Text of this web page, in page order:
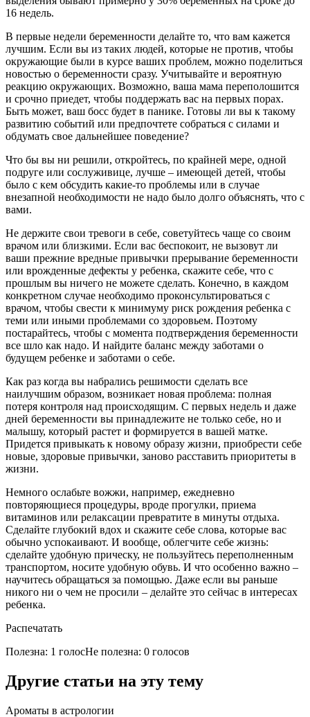
16 недель.
В первые недели беременности делайте то, что вам кажется
лучшим. Если вы из таких людей, которые не против, чтобы
окружающие были в курсе ваших проблем, можно поделиться
новостью о беременности сразу. Учитывайте и вероятную
реакцию окружающих. Возможно, ваша мама переполошится
и срочно приедет, чтобы поддержать вас на первых порах.
Быть может, ваш босс будет в панике. Готовы ли вы к такому
развитию событий или предпочтете собраться с силами и
обдумать свое дальнейшее поведение?
Что бы вы ни решили, откройтесь, по крайней мере, одной
подруге или сослуживице, лучше – имеющей детей, чтобы
было с кем обсудить какие-то проблемы или в случае
внезапной необходимости не надо было долго объяснять, что с
вами.
Не держите свои тревоги в себе, советуйтесь чаще со своим
врачом или близкими. Если вас беспокоит, не вызовут ли
ваши прежние вредные привычки прерывание беременности
или врожденные дефекты у ребенка, скажите себе, что с
прошлым вы ничего не можете сделать. Конечно, в каждом
конкретном случае необходимо проконсультироваться с
врачом, чтобы свести к минимуму риск рождения ребенка с
теми или иными проблемами со здоровьем. Поэтому
постарайтесь, чтобы с момента подтверждения беременности
все шло как надо. И найдите баланс между заботами о
будущем ребенке и заботами о себе.
Как раз когда вы набрались решимости сделать все
наилучшим образом, возникает новая проблема: полная
потеря контроля над происходящим. С первых недель и даже
дней беременности вы принадлежите не только себе, но и
малышу, который растет и формируется в вашей матке.
Придется привыкать к новому образу жизни, приобрести себе
новые, здоровые привычки, заново расставить приоритеты в
жизни.
Немного ослабьте вожжи, например, ежедневно
повторяющиеся процедуры, вроде прогулки, приема
витаминов или релаксации превратите в минуты отдыха.
Сделайте глубокий вдох и скажите себе слова, которые вас
обычно успокаивают. И вообще, облегчите себе жизнь:
сделайте удобную прическу, не пользуйтесь переполненным
транспортом, носите удобную обувь. И что особенно важно –
научитесь обращаться за помощью. Даже если вы раньше
никого ни о чем не просили – делайте это сейчас в интересах
ребенка.
Распечатать
Полезна: 1 голосНе полезна: 0 голосов
Другие статьи на эту тему
Ароматы в астрологии